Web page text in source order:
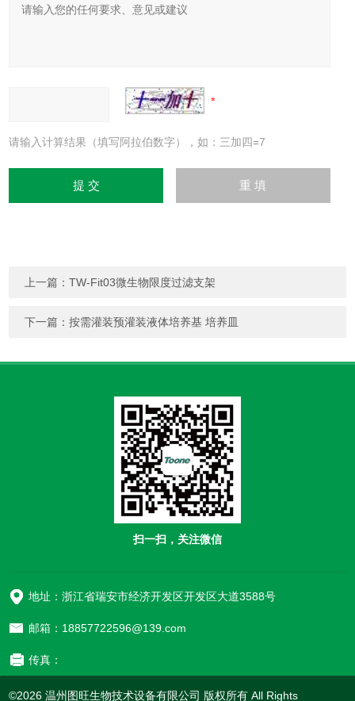
请输入计算结果（填写阿拉伯数字），如：三加四=7
上一篇：TW-Fit03微生物限度过滤支架
下一篇：按需灌装预灌装液体培养基 培养皿
扫一扫，关注微信
地址：浙江省瑞安市经济开发区开发区大道3588号
邮箱：18857722596@139.com
传真：
©2026 温州图旺生物技术设备有限公司 版权所有 All Rights